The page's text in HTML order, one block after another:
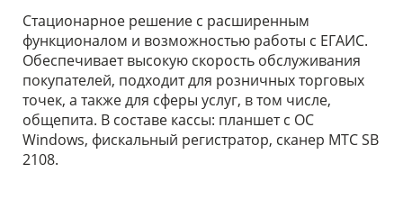
Стационарное решение с расширенным
функционалом и возможностью работы с ЕГАИС.
Обеспечивает высокую скорость обслуживания
покупателей, подходит для розничных торговых
точек, а также для сферы услуг, в том числе,
общепита. В составе кассы: планшет с ОС
Windows, фискальный регистратор, сканер МТС SB
2108.